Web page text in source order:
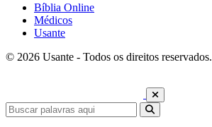
Bíblia Online
Médicos
Usante
© 2026 Usante - Todos os direitos reservados.